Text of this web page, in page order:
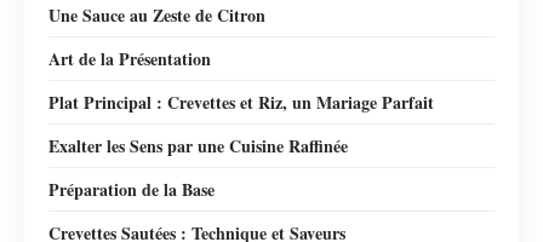
Une Sauce au Zeste de Citron
Art de la Présentation
Plat Principal : Crevettes et Riz, un Mariage Parfait
Exalter les Sens par une Cuisine Raffinée
Préparation de la Base
Crevettes Sautées : Technique et Saveurs